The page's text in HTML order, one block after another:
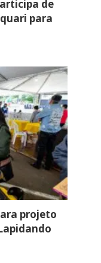
de
para
projeto